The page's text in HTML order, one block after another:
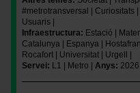
#metrotransversal
Curiositats
Usuaris
Infraestructura
Estació
Catalunya
Espanya
Rocafort
Universitat
Urgell
Servei
L1 Metro Anys 2026